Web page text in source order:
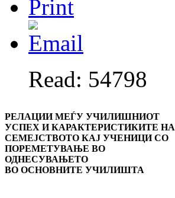
Read: 54798
РЕЛАЦИИ МЕЃУ УЧИЛИШНИОТ
УСПЕХ И КАРАКТЕРИСТИКИТЕ НА
СЕМЕЈСТВОТО КАЈ УЧЕНИЦИ СО
ПОРЕМЕТУВАЊЕ ВО
ОДНЕСУВАЊЕТО
ВО ОСНОВНИТЕ УЧИЛИШТА